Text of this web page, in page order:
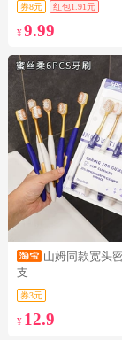
券8元 红包1.91元
¥ 9.99
山姆同款宽头
支
券3元
¥ 12.9